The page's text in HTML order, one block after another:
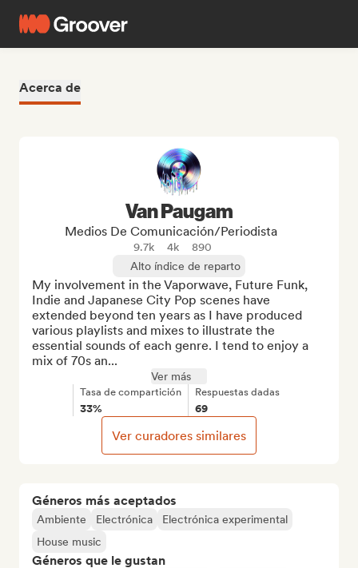
Acerca de
Géneros más aceptados
Ambiente Electrónica
Electrónica experimental
House music
Géneros que le gustan
Van Paugam
Medios De Comunicación/Periodista
9.7k 4k
890
Alto índice de reparto
My involvement in the Vaporwave, Future Funk,
Indie and Japanese City Pop scenes have
extended beyond ten years as I have produced
various playlists and mixes to illustrate the
essential sounds of each genre. I tend to enjoy a
mix of 70s an...
Ver más
Tasa de compartición
33%
Respuestas dadas
69
Ver curadores similares